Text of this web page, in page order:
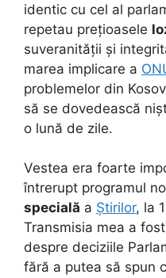
identic cu cel al
repetau prețioasele
suveranității și
marea implicare a
problemelor din
să se dovedească
o lună de zile.
Vestea era foarte
întrerupt programul
specială a Știrilor, la
Transmisia mea a
despre deciziile
fără a putea să spun